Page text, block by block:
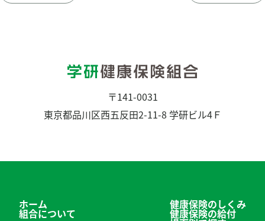
〒141-0031
東京都品川区西五反田2-11-8 学研ビル4Ｆ
ホーム
組合について
健康保険のしくみ
健康保険の給付